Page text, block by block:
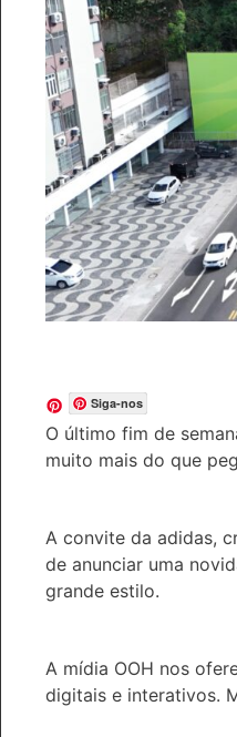
Siga-nos
O último fim de
muito mais do que
A convite da adidas,
de anunciar uma
grande estilo.
A mídia OOH nos
digitais e interativos.